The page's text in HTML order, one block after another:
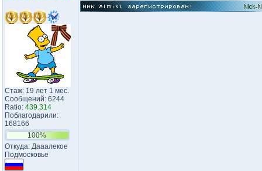
Стаж: 19 лет 1 мес.
Сообщений: 6244
Ratio: 439.314
Поблагодарили:
168166
100%
Откуда: Дааалекое
Подмосковье